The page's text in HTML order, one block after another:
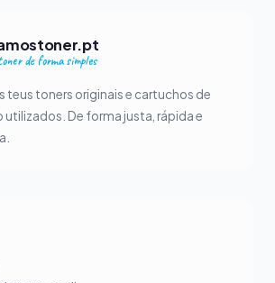
de forma simples
teus toners originais e cartuchos de
utilizados. De forma justa, rápida e